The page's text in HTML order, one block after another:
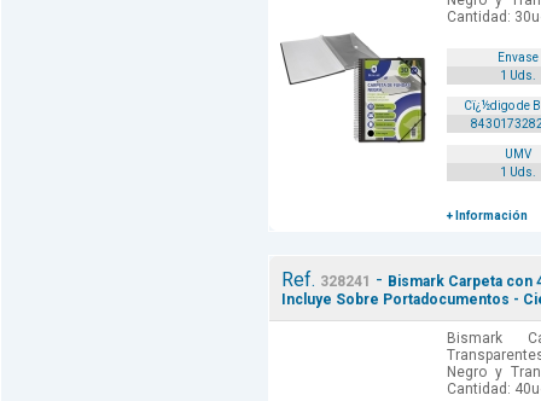
Cantidad:
Envase
1 Uds.
Cï¿½digo de
UMV
1 Uds.
+ Información
Ref. 328241 - Bismark Carpeta con
Incluye Sobre Portadocumentos -
Bismark
Negro y
Cantidad: